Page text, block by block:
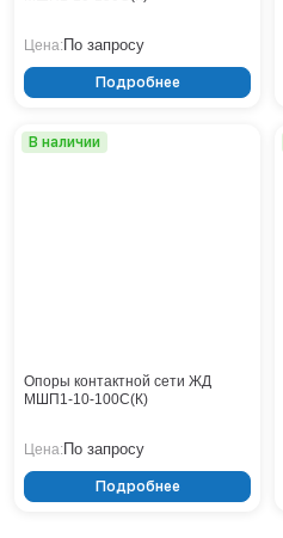
Цена:По запросу
Подробнее
В наличии
Опоры контактной сети ЖД
МШП1-10-100С(К)
Цена:По запросу
Подробнее